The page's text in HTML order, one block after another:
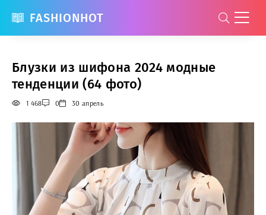
FASHIONHOT
Блузки из шифона 2024 модные
тенденции (64 фото)
1 468 0 30 апрель